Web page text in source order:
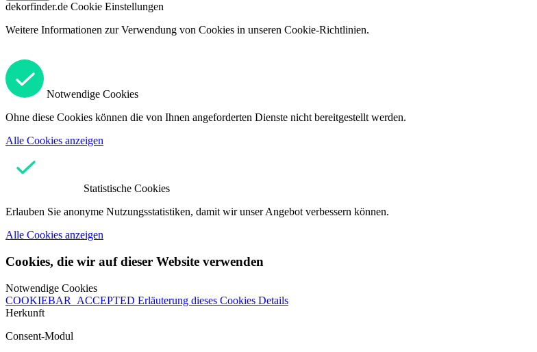
dekorfinder.de Cookie Einstellungen
Weitere Informationen zur Verwendung von Cookies in unseren Cookie-Richtlinien.
Notwendige Cookies
Ohne diese Cookies können die von Ihnen angeforderten Dienste nicht bereitgestellt werden.
Alle Cookies anzeigen
Statistische Cookies
Erlauben Sie anonyme Nutzungsstatistiken, damit wir unser Angebot verbessern können.
Alle Cookies anzeigen
Cookies, die wir auf dieser Website verwenden
Notwendige Cookies
COOKIEBAR_ACCEPTED Erläuterung dieses Cookies Details
Herkunft
Consent-Modul